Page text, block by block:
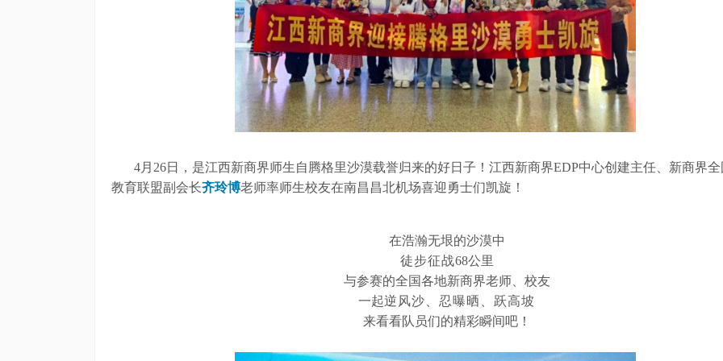
4月26日，是江西新商界师生自腾格里沙漠载誉归来的好日子！江西新商界EDP中心创建主任、新商界
教育联盟副会长齐玲博老师率师生校友在南昌昌北机场喜迎勇士们凯旋！
在浩瀚无垠的沙漠中
徒步征战68公里
与参赛的全国各地新商界老师、校友
一起逆风沙、忍曝晒、跃高坡
来看看队员们的精彩瞬间吧！